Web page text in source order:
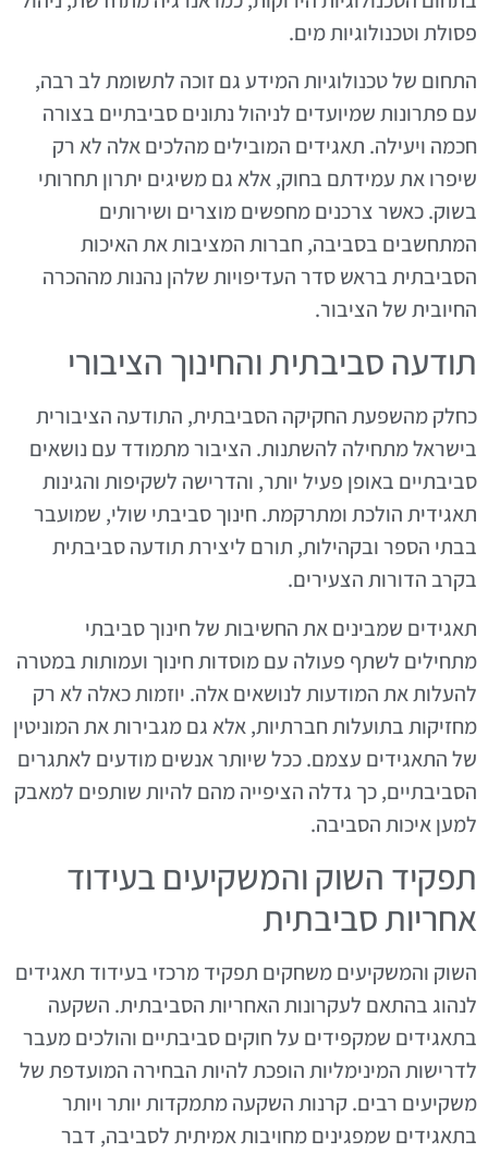
פסולת וטכנולוגיות מים.
התחום של טכנולוגיות המידע גם זוכה לתשומת לב רבה,
עם פתרונות שמיועדים לניהול נתונים סביבתיים בצורה
חכמה ויעילה. תאגידים המובילים מהלכים אלה לא רק
שיפרו את עמידתם בחוק, אלא גם משיגים יתרון תחרותי
בשוק. כאשר צרכנים מחפשים מוצרים ושירותים
המתחשבים בסביבה, חברות המציבות את האיכות
הסביבתית בראש סדר העדיפויות שלהן נהנות מההכרה
החיובית של הציבור.
תודעה סביבתית והחינוך הציבורי
כחלק מהשפעת החקיקה הסביבתית, התודעה הציבורית
בישראל מתחילה להשתנות. הציבור מתמודד עם נושאים
סביבתיים באופן פעיל יותר, והדרישה לשקיפות והגינות
תאגידית הולכת ומתרקמת. חינוך סביבתי שולי, שמועבר
בבתי הספר ובקהילות, תורם ליצירת תודעה סביבתית
בקרב הדורות הצעירים.
תאגידים שמבינים את החשיבות של חינוך סביבתי
מתחילים לשתף פעולה עם מוסדות חינוך ועמותות במטרה
להעלות את המודעות לנושאים אלה. יוזמות כאלה לא רק
מחזיקות בתועלות חברתיות, אלא גם מגבירות את המוניטין
של התאגידים עצמם. ככל שיותר אנשים מודעים לאתגרים
הסביבתיים, כך גדלה הציפייה מהם להיות שותפים למאבק
למען איכות הסביבה.
תפקיד השוק והמשקיעים בעידוד
אחריות סביבתית
השוק והמשקיעים משחקים תפקיד מרכזי בעידוד תאגידים
לנהוג בהתאם לעקרונות האחריות הסביבתית. השקעה
בתאגידים שמקפידים על חוקים סביבתיים והולכים מעבר
לדרישות המינימליות הופכת להיות הבחירה המועדפת של
משקיעים רבים. קרנות השקעה מתמקדות יותר ויותר
בתאגידים שמפגינים מחויבות אמיתית לסביבה, דבר